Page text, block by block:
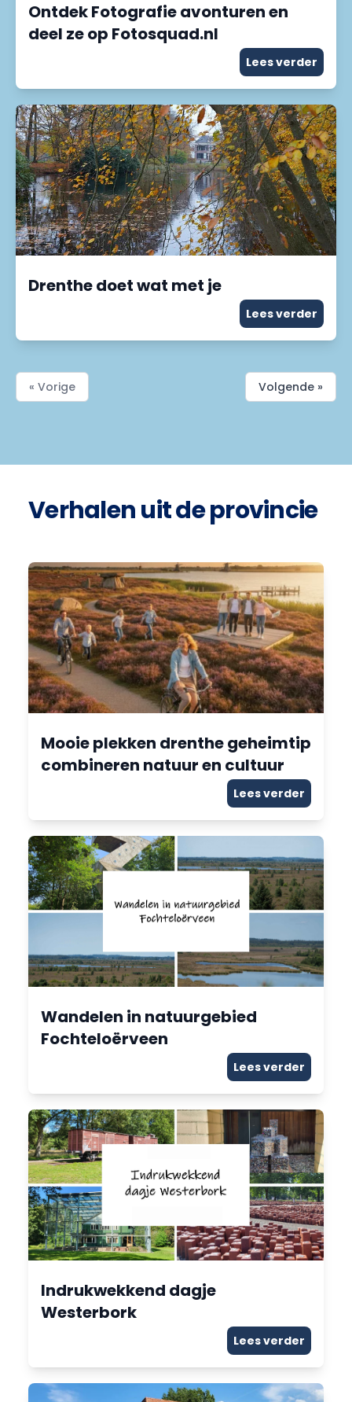
Ontdek Fotografie avonturen en
deel ze op Fotosquad.nl
Lees verder
Drenthe doet wat met je
Lees verder
« Vorige Volgende »
Verhalen uit de provincie
Mooie plekken drenthe geheimtip
combineren natuur en cultuur
Lees verder
Wandelen in natuurgebied
Fochteloërveen
Lees verder
Indrukwekkend dagje
Westerbork
Lees verder